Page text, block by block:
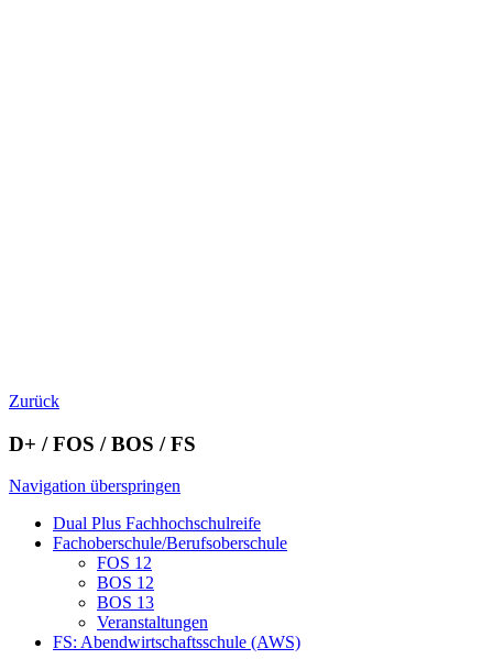
Zurück
D+ / FOS / BOS / FS
Navigation überspringen
Dual Plus Fachhochschulreife
Fachoberschule/Berufsoberschule
FOS 12
BOS 12
BOS 13
Veranstaltungen
FS: Abendwirtschaftsschule (AWS)